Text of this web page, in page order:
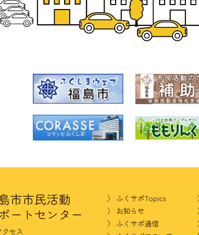
市市民活動
ートセンター
クセス
ふくサポTopics
お知らせ
ふくサポ通信